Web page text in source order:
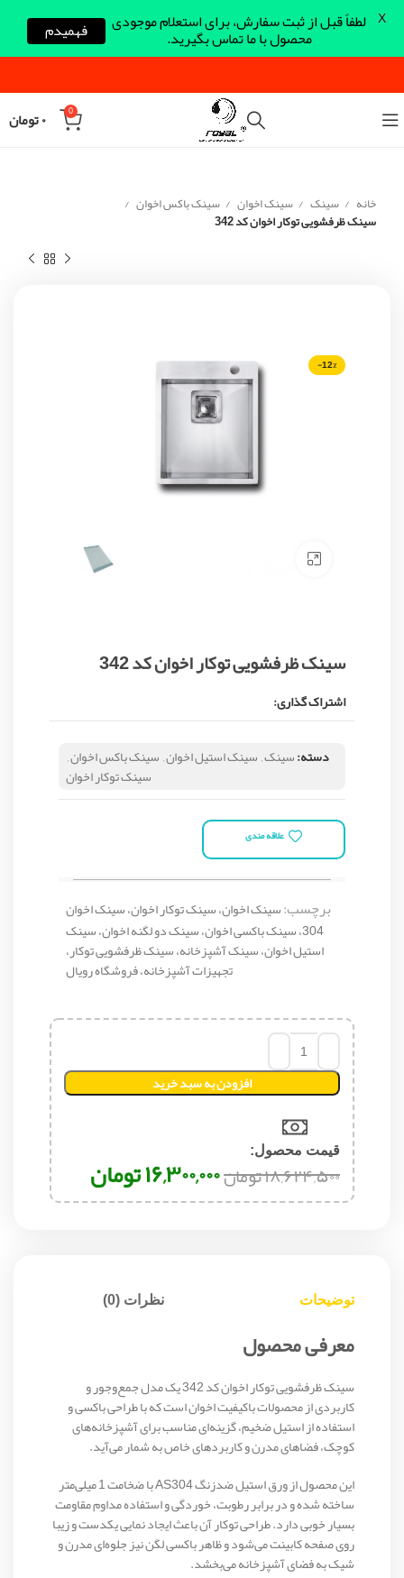
0 ۰تومان
خانه سینک سینک اخوان سینک باکس اخوان
سینک ظرفشویی توکار اخوان کد 342
-12%
سینک ظرفشویی توکار اخوان کد 342
اشتراک گذاری:
دسته:سینک,سینک استیل اخوان,سینک باکس اخوان,
سینک توکار اخوان
علاقه مندی
برچسب:سینک اخوان، سینک توکار اخوان، سینک اخوان
304، سینک باکسی اخوان، سینک دو لگنه اخوان، سینک
استیل اخوان، سینک آشپزخانه، سینک ظرفشویی توکار،
تجهیزات آشپزخانه، فروشگاه رویال
افزودن به سبد خرید
قیمت محصول:​
۱۸,۶۲۴,۵۰۰تومان۱۶,۳۰۰,۰۰۰تومان
توضیحات نظرات (0)
معرفی محصول
سینک ظرفشویی توکار اخوان کد 342 یک مدل جمع‌وجور و
کاربردی از محصولات باکیفیت اخوان است که با طراحی باکسی و
استفاده از استیل ضخیم، گزینه‌ای مناسب برای آشپزخانه‌های
کوچک، فضاهای مدرن و کاربردهای خاص به شمار می‌آید.
این محصول از ورق استیل ضدزنگ AS304 با ضخامت 1 میلی‌متر
ساخته شده و در برابر رطوبت، خوردگی و استفاده مداوم مقاومت
بسیار خوبی دارد. طراحی توکار آن باعث ایجاد نمایی یکدست و زیبا
روی صفحه کابینت می‌شود و ظاهر باکسی لگن نیز جلوه‌ای مدرن و
شیک به فضای آشپزخانه می‌بخشد.
لطفاً قبل از ثبت سفارش، برای استعلام موجودی
محصول با ما تماس بگیرید. فهمیدم X